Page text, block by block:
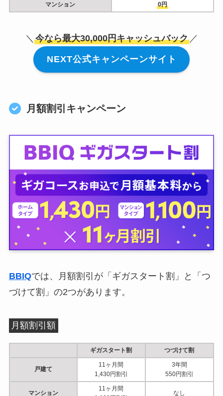
マンション 0円
＼ 今なら最大30,000円キャッシュバック／
NEXT公式キャンペーンサイト
月額割引キャンペーン
BBIQでは、月額割引が「ギガスタート割」と「つ
づけて割」の2つがあります。
月額割引額
ギガスタート割 つづけて割
戸建て
11ヶ月間
1,430円割引
3年間
550円割引
マンション
11ヶ月間
なし